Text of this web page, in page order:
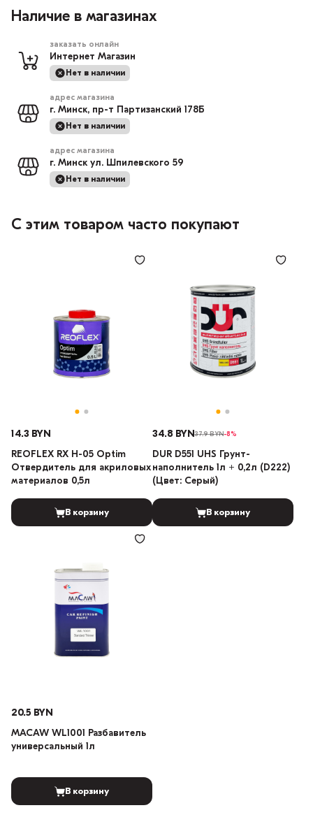
Наличие в магазинах
заказать онлайн
Интернет Магазин
Нет в наличии
адрес магазина
г. Минск, пр-т Партизанский 178Б
Нет в наличии
адрес магазина
г. Минск ул. Шпилевского 59
Нет в наличии
С этим товаром часто покупают
14.3 BYN
REOFLEX RX H-05 Optim
Отвердитель для акриловых
материалов 0,5л
В корзину
34.8 BYN37.9 BYN-8%
DUR D551 UHS Грунт-
наполнитель 1л + 0,2л (D222)
(Цвет: Серый)
В корзину
20.5 BYN
MACAW WL1001 Разбавитель
универсальный 1л
В корзину